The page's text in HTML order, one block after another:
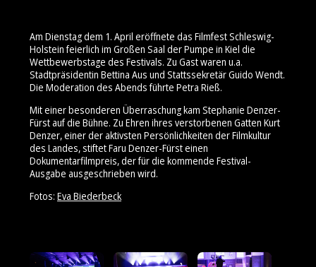
Am Dienstag dem 1. April eröffnete das Filmfest Schleswig-
Holstein feierlich im Großen Saal der Pumpe in Kiel die
Wettbewerbstage des Festivals. Zu Gast waren u.a.
Stadtpräsidentin Bettina Aus und Stattssekretär Guido Wendt.
Die Moderation des Abends führte Petra Rieß.
Mit einer besonderen Überraschung kam Stephanie Denzer-
Fürst auf die Bühne. Zu Ehren ihres verstorbenen Gatten Kurt
Denzer, einer der aktivsten Persönlichkeiten der Filmkultur
des Landes, stiftet Faru Denzer-Fürst einen
Dokumentarfilmpreis, der für die kommende Festival-
Ausgabe ausgeschrieben wird.
Fotos: Eva Biederbeck